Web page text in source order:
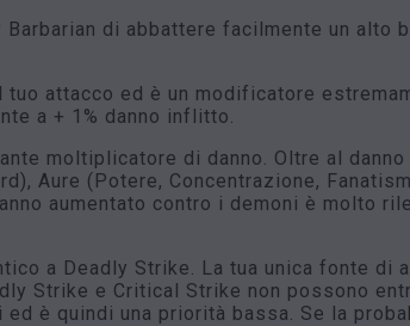
Barbarian di abbattere facilmente un alto
tuo attacco ed è un modificatore
a + 1% danno inflitto.
moltiplicatore di danno. Oltre al
Aure (Potere, Concentrazione,
aumentato contro i demoni è molto
a Deadly Strike. La tua unica fonte di
Strike e Critical Strike non possono
è quindi una priorità bassa. Se la